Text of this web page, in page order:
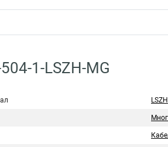
1-LSZH-MG
LSZH